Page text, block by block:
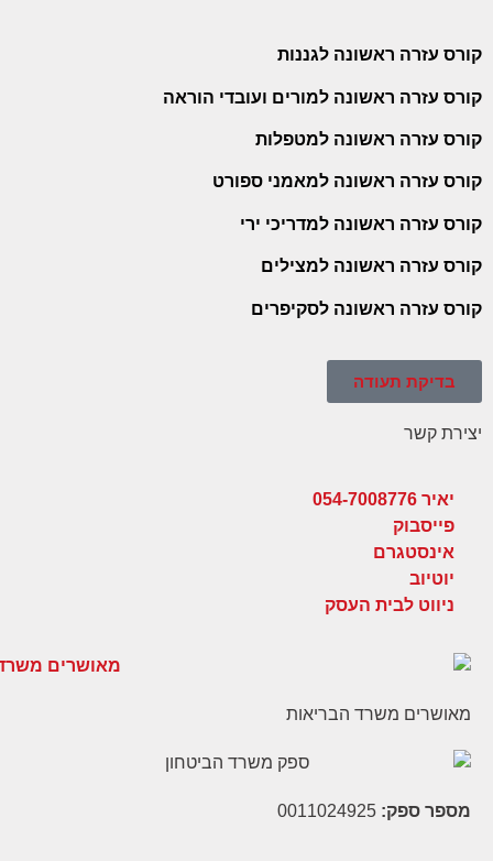
קורס עזרה ראשונה לגננות
קורס עזרה ראשונה למורים ועובדי הוראה
קורס עזרה ראשונה למטפלות
קורס עזרה ראשונה למאמני ספורט
קורס עזרה ראשונה למדריכי ירי
קורס עזרה ראשונה למצילים
קורס עזרה ראשונה לסקיפרים
בדיקת תעודה
יצירת קשר
יאיר 054-7008776
פייסבוק
אינסטגרם
יוטיוב
ניווט לבית העסק
מאושרים משרד הבריאות
מספר ספק: